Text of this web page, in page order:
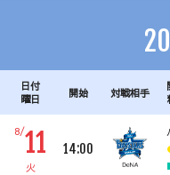
申込履歴や領収証
い。
日付
曜日
開始 対戦相手
8/11
火
14:00